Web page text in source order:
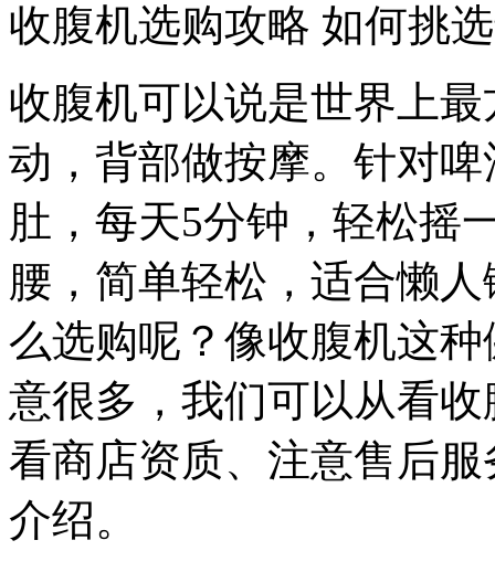
收腹机选购攻略 如何挑
收腹机可以说是世界上
动，背部做按摩。针对
肚，每天5分钟，轻松摇
腰，简单轻松，适合懒
么选购呢？像收腹机这
意很多，我们可以从看
看商店资质、注意售后
介绍。